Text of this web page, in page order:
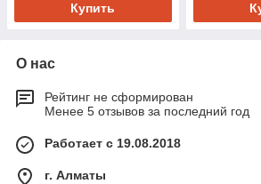
Купить
О нас
Рейтинг не сформирован
Менее 5 отзывов за последний год
Работает с 19.08.2018
г. Алматы